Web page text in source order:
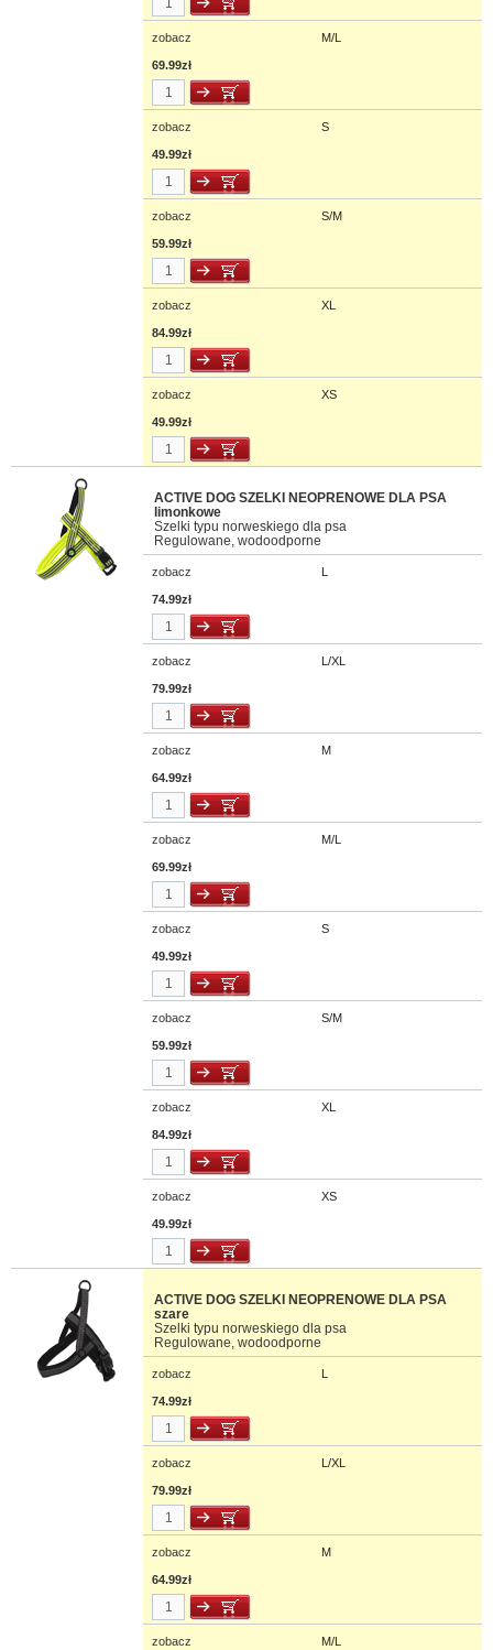
zobacz M/L
69.99zł
zobacz S
49.99zł
zobacz S/M
59.99zł
zobacz XL
84.99zł
zobacz XS
49.99zł
ACTIVE DOG SZELKI NEOPRENOWE DLA PSA
limonkowe
Szelki typu norweskiego dla psa
Regulowane, wodoodporne
zobacz L
74.99zł
zobacz L/XL
79.99zł
zobacz M
64.99zł
zobacz M/L
69.99zł
zobacz S
49.99zł
zobacz S/M
59.99zł
zobacz XL
84.99zł
zobacz XS
49.99zł
ACTIVE DOG SZELKI NEOPRENOWE DLA PSA
szare
Szelki typu norweskiego dla psa
Regulowane, wodoodporne
zobacz L
74.99zł
zobacz L/XL
79.99zł
zobacz M
64.99zł
zobacz M/L